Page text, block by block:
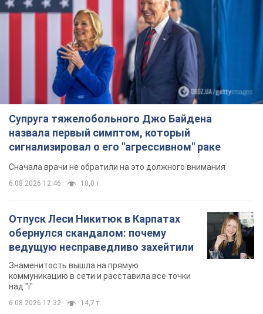
Супруга тяжелобольного Джо Байдена
назвала первый симптом, который
сигнализировал о его "агрессивном" раке
Сначала врачи не обратили на это должного внимания
6.08.2026 12:46 18,0 т.
Отпуск Леси Никитюк в Карпатах
обернулся скандалом: почему
ведущую несправедливо захейтили
Знаменитость вышла на прямую
коммуникацию в сети и расставила все точки
над "i"
6.08.2026 17:32 14,7 т.